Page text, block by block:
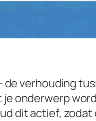
de verhouding
je onderwerp
dit actief,